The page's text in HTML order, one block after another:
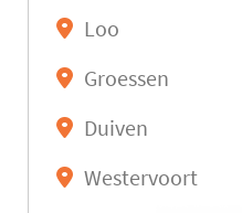
Loo
Groessen
Duiven
Westervoort